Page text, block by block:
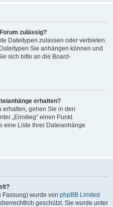
zulässig?
Dateitypen zulassen oder verbieten.
Sie anhängen können und
sich bitte an die Board-
erhalten?
erhalten, gehen Sie in den
„Einstieg“ einen Punkt
eine Liste Ihrer Dateianhänge
Fassung) wurde von phpBB Limited
geschützt. Sie wurde unter